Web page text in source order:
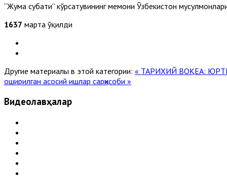
“Жума суҳбати” кўрсатувининг меҳмони Ўзбекистон
1637 марта ўқилди
Другие материалы в этой категории: « ТАРИХИЙ ВОҚЕА:
оширилган асосий ишлар сарҳисоби »
Видеолавҳалар